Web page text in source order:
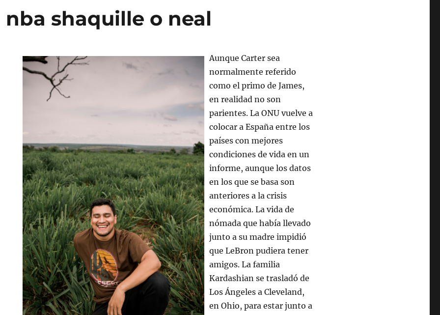
shaquille o neal
Aunque Carter sea
normalmente referido
como el primo de James,
en realidad no son
parientes. La ONU vuelve a
colocar a España entre los
países con mejores
condiciones de vida en un
informe, aunque los datos
en los que se basa son
anteriores a la crisis
económica. La vida de
nómada que había llevado
junto a su madre impidió
que LeBron pudiera tener
amigos. La familia
Kardashian se trasladó de
Los Ángeles a Cleveland,
en Ohio, para estar junto a